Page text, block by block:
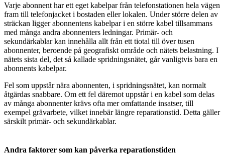
Varje abonnent har ett eget kabelpar från telefonstationen hela vägen
fram till telefonjacket i bostaden eller lokalen. Under större delen av
sträckan ligger abonnentens kabelpar i en större kabel tillsammans
med många andra abonnenters ledningar. Primär- och
sekundärkablar kan innehålla allt från ett tiotal till över tusen
abonnenter, beroende på geografiskt område och nätets belastning. I
nätets sista del, det så kallade spridningsnätet, går vanligtvis bara en
abonnents kabelpar.
Fel som uppstår nära abonnenten, i spridningsnätet, kan normalt
åtgärdas snabbare. Om ett fel däremot uppstår i en kabel som delas
av många abonnenter krävs ofta mer omfattande insatser, till
exempel grävarbete, vilket innebär längre reparationstid. Detta gäller
särskilt primär- och sekundärkablar.
Andra faktorer som kan påverka reparationstiden